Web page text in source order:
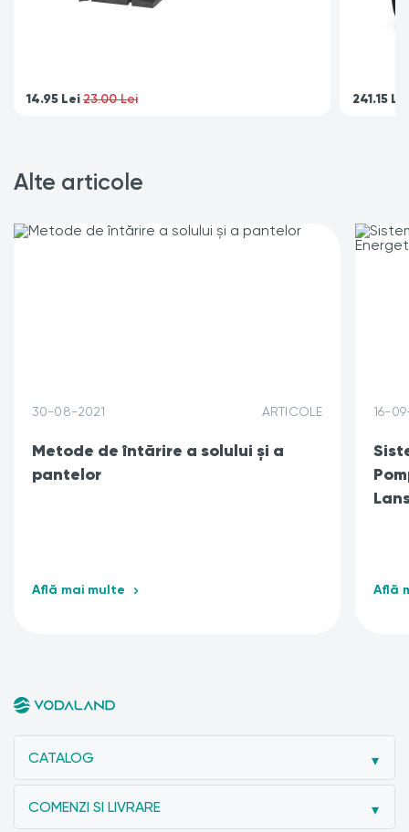
14.95 Lei23.00 Lei 241.15 Lei
Alte articole
30-08-2021 ARTICOLE
Metode de întărire a solului și a
pantelor
Află mai multe
16-
Află
CATALOG
COMENZI SI LIVRARE